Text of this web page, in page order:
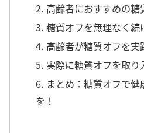
2. 高齢者におすすめの糖
3. 糖質オフを無理なく続
4. 高齢者が糖質オフを実
5. 実際に糖質オフを取
6. まとめ：糖質オフで健
を！